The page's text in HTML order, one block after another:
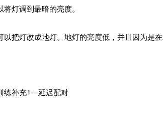
灯调到最暗的亮度。
把灯改成地灯。地灯的亮度低，并且因为是
练补充1—延迟配对